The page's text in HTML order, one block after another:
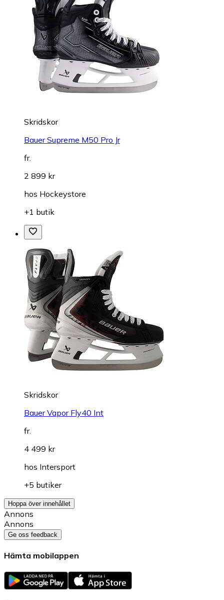
Skridskor
Bauer Supreme M50 Pro Jr
fr.
2 899 kr
hos Hockeystore
+1 butik
Skridskor
Bauer Vapor Fly40 Int
fr.
4 499 kr
hos Intersport
+5 butiker
Hoppa över innehållet
Annons
Annons
Ge oss feedback
Hämta mobilappen